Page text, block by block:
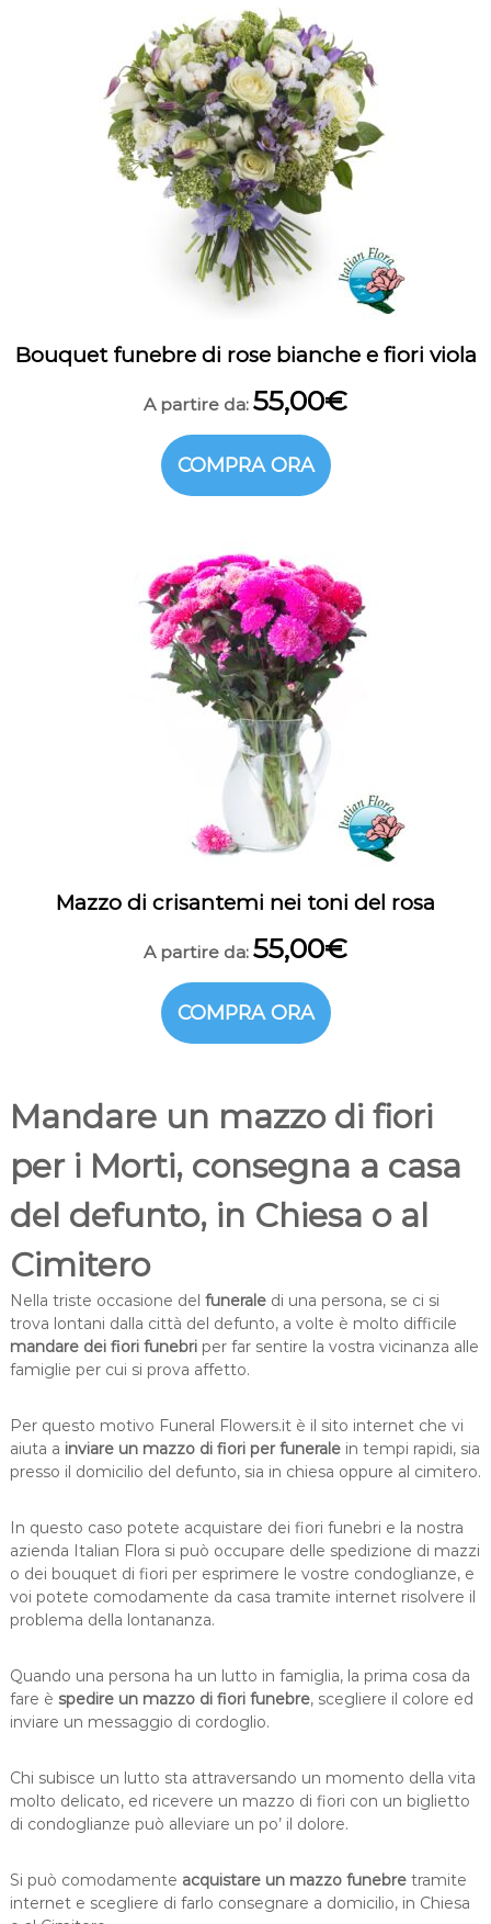
Bouquet funebre di rose bianche e fiori viola
A partire da: 55,00€
COMPRA ORA
Mazzo di crisantemi nei toni del rosa
A partire da: 55,00€
COMPRA ORA
Mandare un mazzo di fiori
per i Morti, consegna a casa
del defunto, in Chiesa o al
Cimitero
Nella triste occasione del funeraledi una persona, se ci si
trova lontani dalla città del defunto, a volte è molto difficile
mandare dei fiori funebriper far sentire la vostra vicinanza alle
famiglie per cui si prova affetto.
Per questo motivo Funeral Flowers.it è il sito internet che vi
aiuta a inviare un mazzo di fiori per funeralein tempi rapidi, sia
presso il domicilio del defunto, sia in chiesa oppure al cimitero.
In questo caso potete acquistare dei fiori funebri e la nostra
azienda Italian Flora si può occupare delle spedizione di mazzi
o dei bouquet di fiori per esprimere le vostre condoglianze, e
voi potete comodamente da casa tramite internet risolvere il
problema della lontananza.
Quando una persona ha un lutto in famiglia, la prima cosa da
fare è spedire un mazzo di fiori funebre, scegliere il colore ed
inviare un messaggio di cordoglio.
Chi subisce un lutto sta attraversando un momento della vita
molto delicato, ed ricevere un mazzo di fiori con un biglietto
di condoglianze può alleviare un po’ il dolore.
Si può comodamente acquistare un mazzo funebretramite
internet e scegliere di farlo consegnare a domicilio, in Chiesa